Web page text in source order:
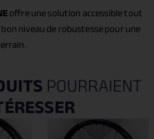
offre une solution accessible tout
niveau de robustesse pour une
POURRAIENT